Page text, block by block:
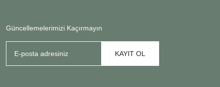
Güncellemelerimizi Kaçırmayın
KAYIT OL